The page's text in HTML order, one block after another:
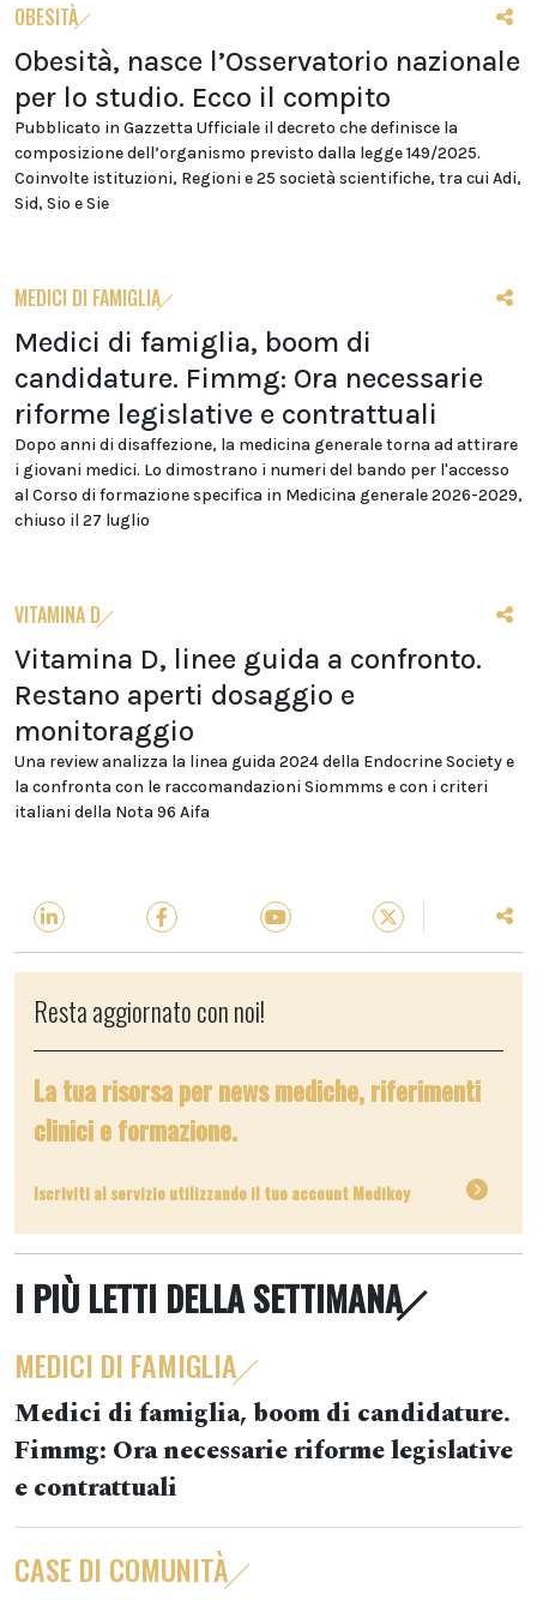
OBESITÀ
Obesità, nasce l’Osservatorio nazionale
per lo studio. Ecco il compito
Pubblicato in Gazzetta Ufficiale il decreto che definisce la
composizione dell’organismo previsto dalla legge 149/2025.
Coinvolte istituzioni, Regioni e 25 società scientifiche, tra cui Adi,
Sid, Sio e Sie
MEDICI DI FAMIGLIA
Medici di famiglia, boom di
candidature. Fimmg: Ora necessarie
riforme legislative e contrattuali
Dopo anni di disaffezione, la medicina generale torna ad attirare
i giovani medici. Lo dimostrano i numeri del bando per l'accesso
al Corso di formazione specifica in Medicina generale 2026-2029,
chiuso il 27 luglio
VITAMINA D
Vitamina D, linee guida a confronto.
Restano aperti dosaggio e
monitoraggio
Una review analizza la linea guida 2024 della Endocrine Society e
la confronta con le raccomandazioni Siommms e con i criteri
italiani della Nota 96 Aifa
Resta aggiornato con noi!
La tua risorsa per news mediche, riferimenti
clinici e formazione.
Iscriviti al servizio utilizzando il tuo account Medikey
I PIÙ LETTI DELLA SETTIMANA
MEDICI DI FAMIGLIA
Medici di famiglia, boom di candidature.
Fimmg: Ora necessarie riforme legislative
e contrattuali
CASE DI COMUNITÀ